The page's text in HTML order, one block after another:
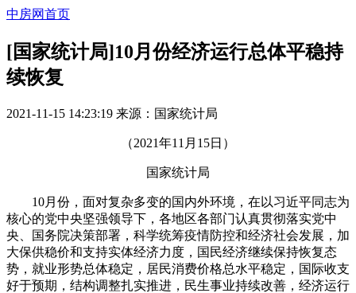
中房网首页
[国家统计局]10月份经济运行总体平稳持
续恢复
2021-11-15 14:23:19 来源： 国家统计局
（2021年11月15日）
国家统计局
10月份，面对复杂多变的国内外环境，在以习近平同志为
核心的党中央坚强领导下，各地区各部门认真贯彻落实党中
央、国务院决策部署，科学统筹疫情防控和经济社会发展，加
大保供稳价和支持实体经济力度，国民经济继续保持恢复态
势，就业形势总体稳定，居民消费价格总水平稳定，国际收支
好于预期，结构调整扎实推进，民生事业持续改善，经济运行